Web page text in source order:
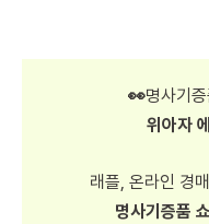
👀명사기
위아자
래플, 온라인 경
명사기증품